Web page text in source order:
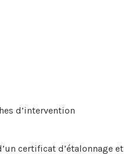
d’intervention
certificat d’étalonnage et